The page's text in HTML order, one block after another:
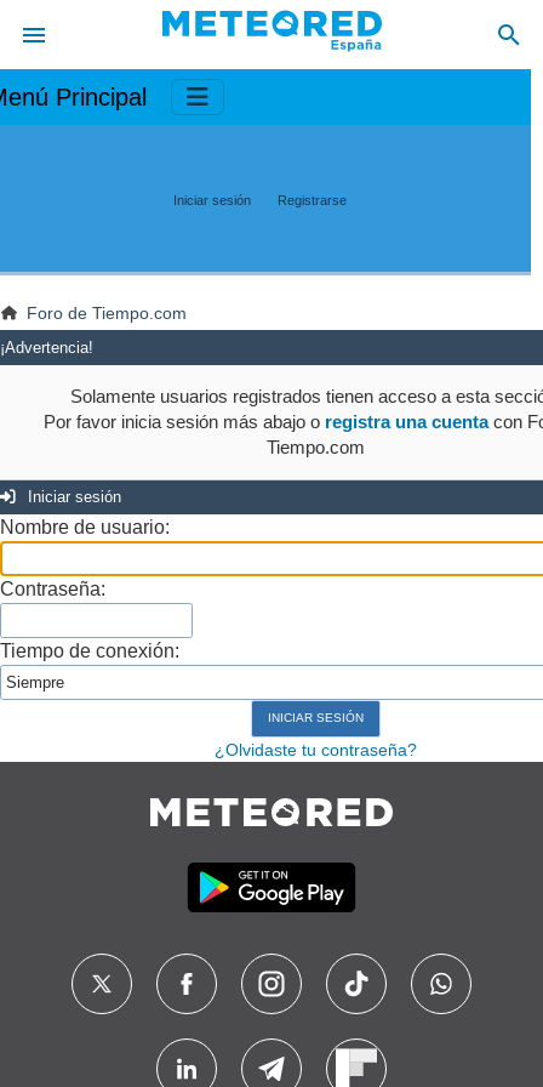
Principal
Iniciar sesión Registrarse
Foro de Tiempo.com
¡Advertencia!
Solamente usuarios registrados tienen acceso a esta
Por favor inicia sesión más abajo o registra una cuentacon
Tiempo.com
Iniciar sesión
Nombre de usuario:
Contraseña:
Tiempo de conexión:
¿Olvidaste tu contraseña?